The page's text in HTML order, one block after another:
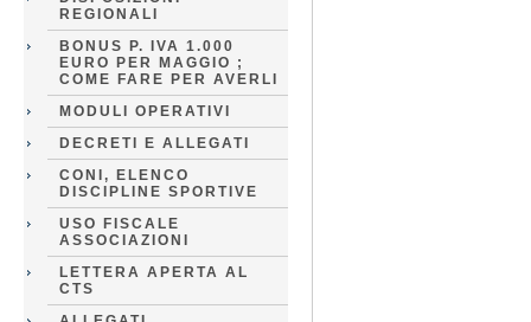
REGIONALI
BONUS P. IVA 1.000
EURO PER MAGGIO ;
COME FARE PER AVERLI
MODULI OPERATIVI
DECRETI E ALLEGATI
CONI, ELENCO
DISCIPLINE SPORTIVE
USO FISCALE
ASSOCIAZIONI
LETTERA APERTA AL
CTS